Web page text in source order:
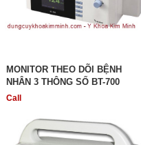
MONITOR THEO DÕI BỆNH
NHÂN 3 THÔNG SỐ BT-700
Call